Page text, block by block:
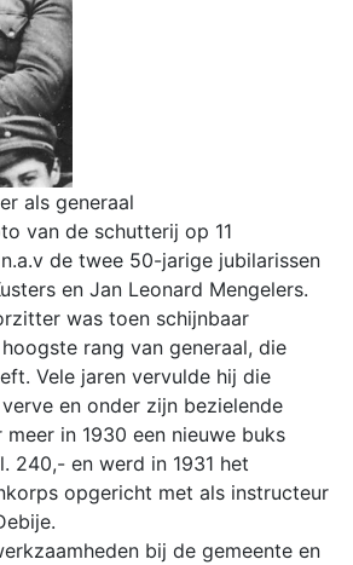
als generaal
van de schutterij op 11
de twee 50-jarige jubilarissen
en Jan Leonard Mengelers.
was toen schijnbaar
rang van generaal, die
Vele jaren vervulde hij die
en onder zijn bezielende
in 1930 een nieuwe buks
240,- en werd in 1931 het
opgericht met als instructeur
bij de gemeente en